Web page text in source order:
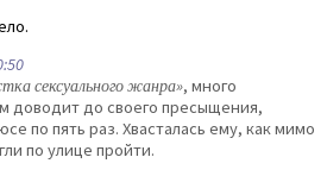
сексуального жанра», много
доводит до своего пресыщения,
по пять раз. Хвасталась ему, как мимо
по улице пройти.